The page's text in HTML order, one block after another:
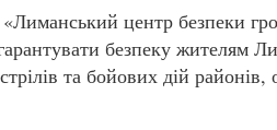
центр безпеки
безпеку жителям
та бойових дій районів,